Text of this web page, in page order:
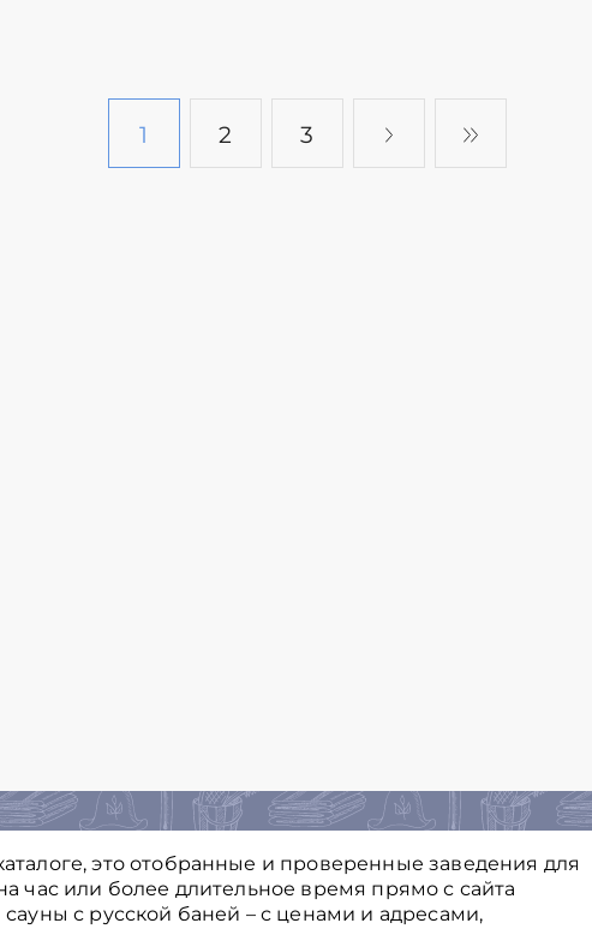
1 2 3
это отобранные и проверенные заведения для
час или более длительное время прямо с сайта
с русской баней – с ценами и адресами,